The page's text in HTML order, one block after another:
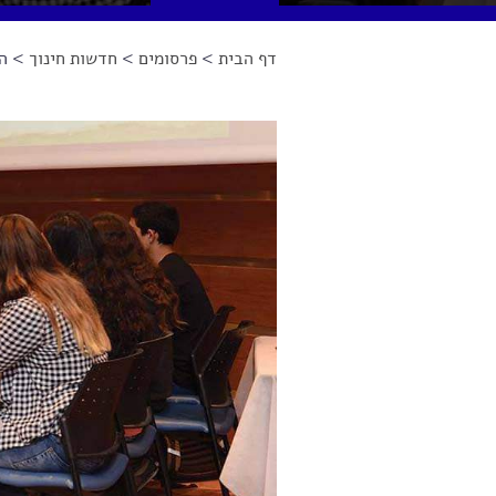
הינך נמצא כאן
דף הבית >פרסומים > חדשות חינוך >